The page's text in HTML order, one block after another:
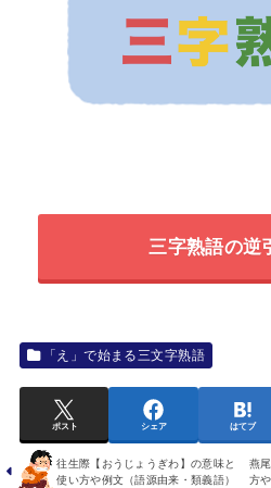
三字熟語の逆
「え」で始まる三文字熟語
ポスト シェア はてブ
往生際【おうじょうぎわ】の意味と
使い方や例文（語源由来・類義語）
燕
方